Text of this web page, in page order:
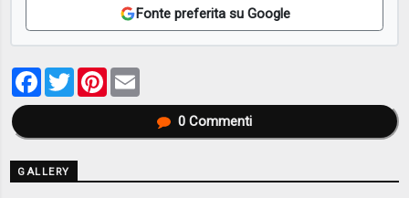
Fonte preferita su Google
Facebook
TwitterPinterest
0Commenti
GALLERY